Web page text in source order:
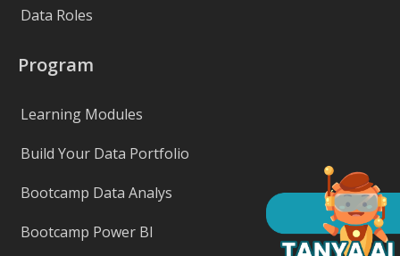
Data Roles
Program
Learning Modules
Build Your Data Portfolio
Bootcamp Data Analys
Bootcamp Power BI